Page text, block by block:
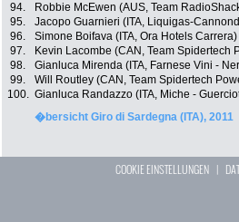
94.
Robbie McEwen (AUS, Team
95.
Jacopo Guarnieri (ITA, Liquigas-
96.
Simone Boifava (ITA, Ora Hotels Carrera)
97.
Kevin Lacombe (CAN, Team Spidertech
98.
Gianluca Mirenda (ITA, Farnese Vini -
99.
Will Routley (CAN, Team Spidertech
100. Gianluca Randazzo (ITA, Miche -
�bersicht Giro di Sardegna (ITA), 2011
COOKIE EINSTELLUNGEN |